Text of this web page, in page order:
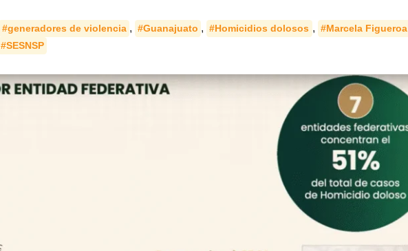
#generadores de violencia , #Guanajuato , #Homicidios dolosos , #Marcela Figueroa
#SESNSP